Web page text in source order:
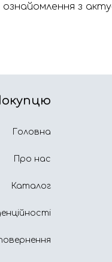
з
Головна
Про нас
Каталог